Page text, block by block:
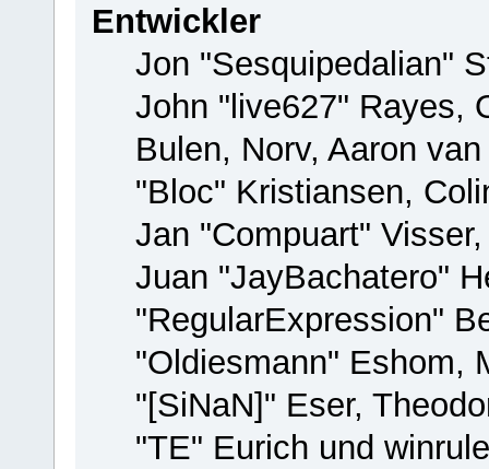
Entwickler
Jon "Sesquipedalian"
John "live627" Rayes,
Bulen, Norv, Aaron
"Bloc" Kristiansen,
Jan "Compuart"
Juan "JayBachatero"
"RegularExpression"
"Oldiesmann" Eshom,
"[SiNaN]" Eser,
"TE" Eurich und